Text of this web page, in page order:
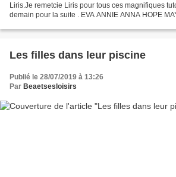
Liris.Je remetcie Liris pour tous ces magnifiques
demain pour la suite . EVA ANNIE ANNA HOPE
Les filles dans leur piscine
Publié le 28/07/2019 à 13:26
Par Beaetsesloisirs